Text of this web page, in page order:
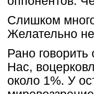
Слишком
Желательно
Рано говорить
Нас,
около 1%. У